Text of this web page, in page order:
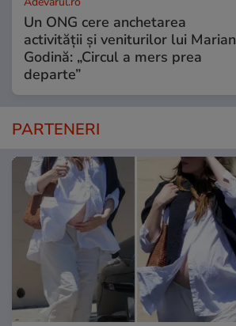
Un ONG cere anchetarea
activității și veniturilor lui Marian
Godină: „Circul a mers prea
departe”
PARTENERI